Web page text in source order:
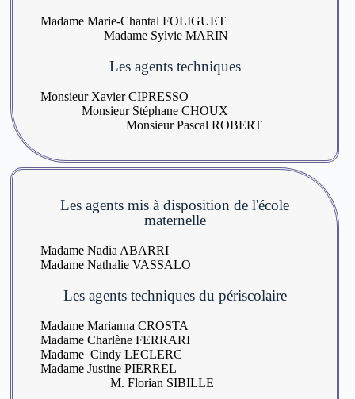
Madame Marie-Chantal FOLIGUET
Madame Sylvie MARIN
Les agents techniques
Monsieur Xavier CIPRESSO
Monsieur Stéphane CHOUX
Monsieur Pascal ROBERT
Les agents mis à disposition de l'école
maternelle
Madame Nadia ABARRI
Madame Nathalie VASSALO
Les agents techniques du périscolaire
Madame Marianna CROSTA
Madame Charlène FERRARI
Madame Cindy LECLERC
Madame Justine PIERREL
M. Florian SIBILLE